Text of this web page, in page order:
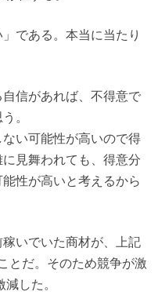
である。本当に当たり
信があれば、不得意で
。
い可能性が高いので得
見舞われても、得意分
性が高いと考えるから
いでいた商材が、上記
とだ。そのため競争が激
した。